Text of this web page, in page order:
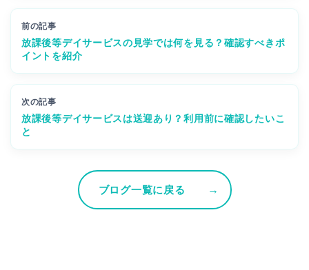
前の記事
放課後等デイサービスの見学では何を見る？確認すべきポ
イントを紹介
次の記事
放課後等デイサービスは送迎あり？利用前に確認したいこ
と
ブログ一覧に戻る